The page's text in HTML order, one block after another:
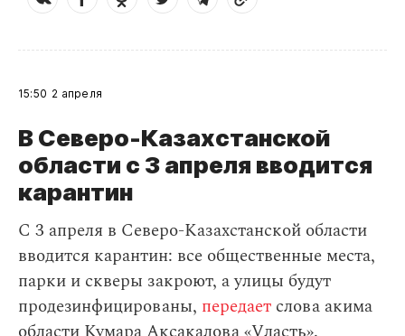
15:50 2 апреля
В Северо-Казахстанской
области с 3 апреля вводится
карантин
С 3 апреля в Северо-Казахстанской области
вводится карантин: все общественные места,
парки и скверы закроют, а улицы будут
продезинфицированы, передает слова акима